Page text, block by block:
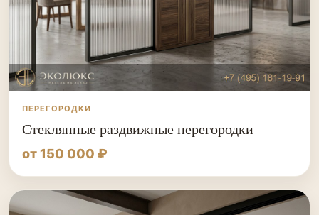
ПЕРЕГОРОДКИ
Стеклянные раздвижные перегородки
от 150 000 ₽